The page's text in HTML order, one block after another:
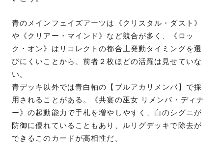
青のメインフェイズアーツは《クリスタル・ダスト》
や《クリアー・マインド》など競合が多く、《ロッ
ク・オン》はリコレクトの都合上発動タイミングを選
びにくいことから、前者２枚ほどの活躍は見せていな
い。
青デッキ以外では青白軸の【ブルアカリメンバ】で採
用されることがある。《共宴の巫女 リメンバ・ディナ
ー》の起動能力で手札を増やしやすく、白のシグニが
防御に優れていることもあり、ルリグデッキで除去が
できるこのカードが高相性だ。